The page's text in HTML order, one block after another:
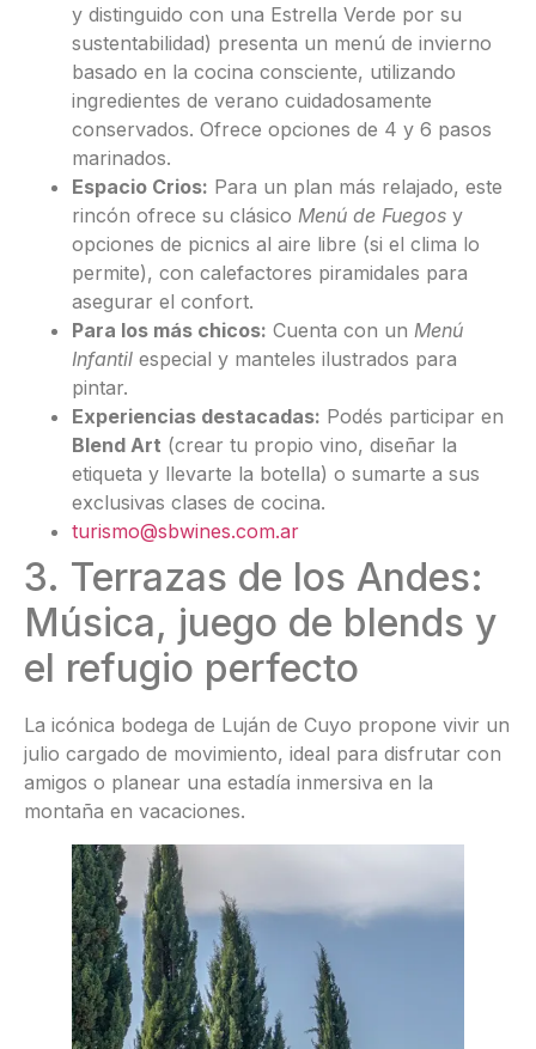
y distinguido con una Estrella Verde por su
sustentabilidad) presenta un menú de invierno
basado en la cocina consciente, utilizando
ingredientes de verano cuidadosamente
conservados. Ofrece opciones de 4 y 6 pasos
marinados.
Espacio Crios: Para un plan más relajado, este
rincón ofrece su clásico Menú de Fuegos y
opciones de picnics al aire libre (si el clima lo
permite), con calefactores piramidales para
asegurar el confort.
Para los más chicos: Cuenta con un Menú
Infantil especial y manteles ilustrados para
pintar.
Experiencias destacadas: Podés participar en
Blend Art (crear tu propio vino, diseñar la
etiqueta y llevarte la botella) o sumarte a sus
exclusivas clases de cocina.
turismo@sbwines.com.ar
3. Terrazas de los Andes:
Música, juego de blends y
el refugio perfecto
La icónica bodega de Luján de Cuyo propone vivir un
julio cargado de movimiento, ideal para disfrutar con
amigos o planear una estadía inmersiva en la
montaña en vacaciones.